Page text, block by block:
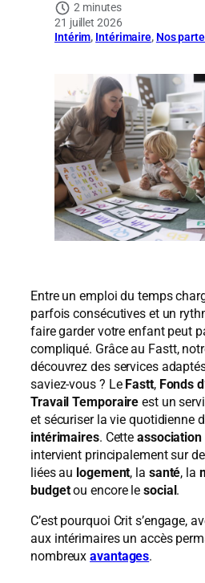
2 minutes
21 juillet 2026
Intérim, Intérimaire, Nos
Entre un emploi du temps
parfois consécutives et un
faire garder votre enfant peut
compliqué. Grâce au Fastt,
découvrez des services
saviez-vous ? Le Fastt, Fonds
Travail Temporaire est un
et sécuriser la vie quotidienne
intérimaires. Cette
intervient principalement sur
liées au logement, la santé, la
budgetou encore lesocial.
C’est pourquoi Crit s’engage,
aux intérimaires un accès
nombreuxavantages.